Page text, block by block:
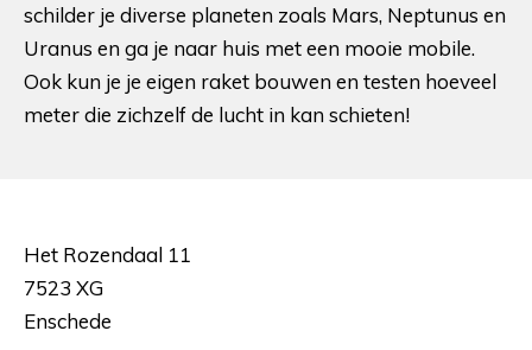
schilder je diverse planeten zoals Mars, Neptunus en
Uranus en ga je naar huis met een mooie mobile.
Ook kun je je eigen raket bouwen en testen hoeveel
meter die zichzelf de lucht in kan schieten!
Het Rozendaal 11
7523 XG
Enschede